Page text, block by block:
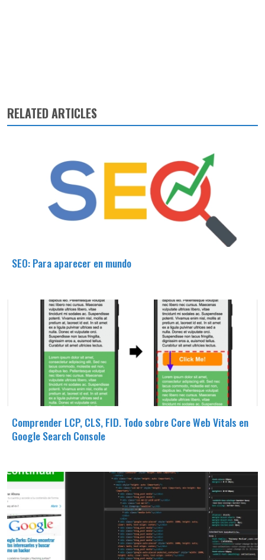
RELATED ARTICLES
SEO: Para aparecer en mundo
Comprender LCP, CLS, FID. Todo sobre Core Web Vitals en
Google Search Console